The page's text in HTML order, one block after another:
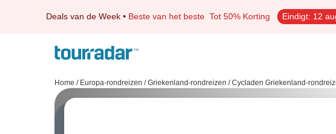
Deals van de Week • Beste van het beste Tot 50% Korting Eindigt: 12
Home / Europa-rondreizen / Griekenland-rondreizen / Cycladen Griekenland-